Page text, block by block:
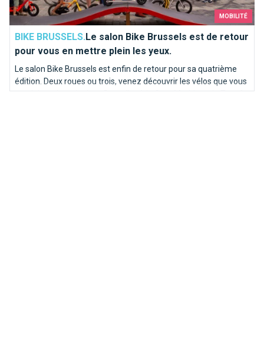
MOBILITÉ
BIKE BRUSSELS. Le salon Bike Brussels est de retour
pour vous en mettre plein les yeux.
Le salon Bike Brussels est enfin de retour pour sa quatrième
édition. Deux roues ou trois, venez découvrir les vélos que vous
conduirez demain dans Bruxelles à la Gare Maritime de Tour &